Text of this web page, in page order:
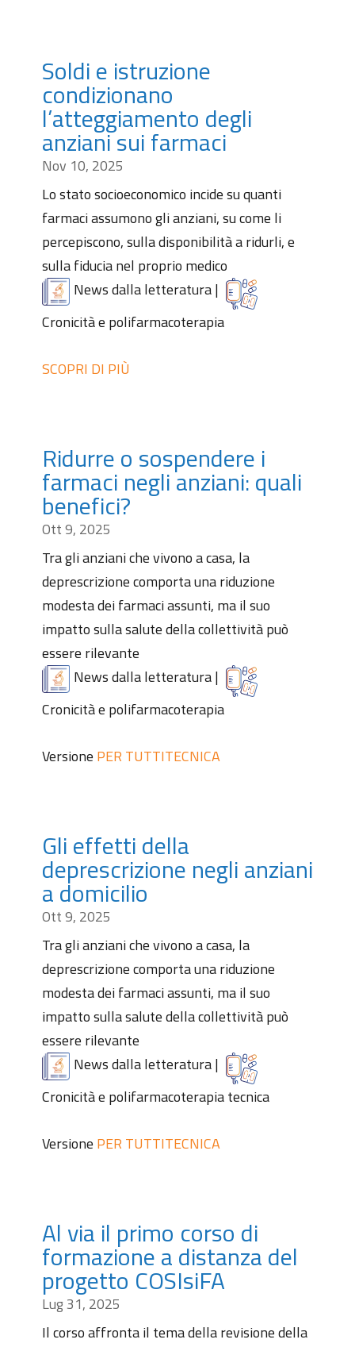
Soldi e istruzione
condizionano
l’atteggiamento degli
anziani sui farmaci
Nov 10, 2025
Lo stato socioeconomico incide su quanti
farmaci assumono gli anziani, su come li
percepiscono, sulla disponibilità a ridurli, e
sulla fiducia nel proprio medico
News dalla letteratura|
Cronicità e polifarmacoterapia
SCOPRI DI PIÙ
Ridurre o sospendere i
farmaci negli anziani: quali
benefici?
Ott 9, 2025
Tra gli anziani che vivono a casa, la
deprescrizione comporta una riduzione
modesta dei farmaci assunti, ma il suo
impatto sulla salute della collettività può
essere rilevante
News dalla letteratura|
Cronicità e polifarmacoterapia
Versione PER TUTTITECNICA
Gli effetti della
deprescrizione negli anziani
a domicilio
Ott 9, 2025
Tra gli anziani che vivono a casa, la
deprescrizione comporta una riduzione
modesta dei farmaci assunti, ma il suo
impatto sulla salute della collettività può
essere rilevante
News dalla letteratura|
Cronicità e polifarmacoterapia tecnica
Versione PER TUTTITECNICA
Al via il primo corso di
formazione a distanza del
progetto COSIsiFA
Lug 31, 2025
Il corso affronta il tema della revisione della